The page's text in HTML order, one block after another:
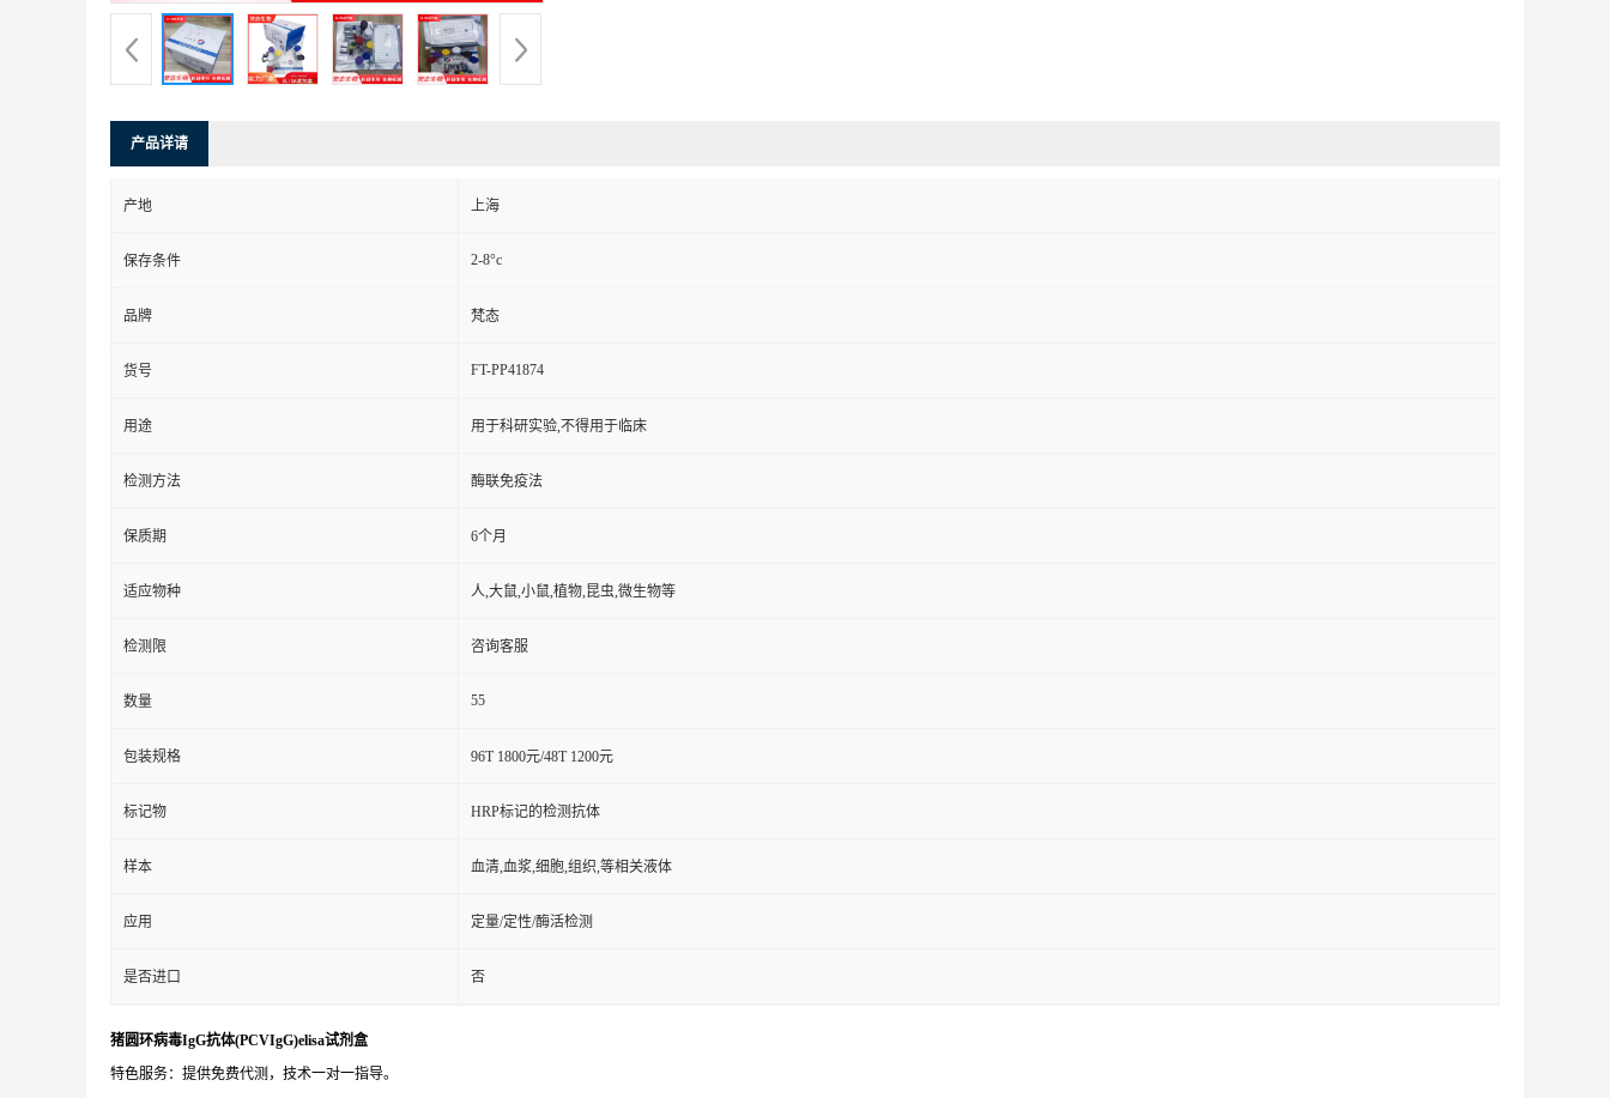
产品详请
产地 上海
保存条件 2-8°c
品牌 梵态
货号 FT-PP41874
用途 用于科研实验,不得用于临床
检测方法 酶联免疫法
保质期 6个月
适应物种 人,大鼠,小鼠,植物,昆虫,微生物等
检测限 咨询客服
数量 55
包装规格 96T 1800元/48T 1200元
标记物 HRP标记的检测抗体
样本 血清,血浆,细胞,组织,等相关液体
应用 定量/定性/酶活检测
是否进口 否
猪圆环病毒IgG抗体(PCVIgG)elisa试剂盒
特色服务：提供免费代测，技术一对一指导。